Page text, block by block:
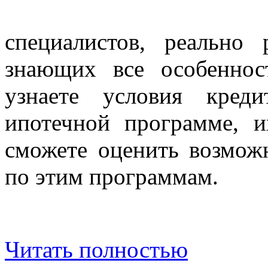
специалистов,
знающих все
узнаете условия
ипотечной
сможете оценить
по этим программам.
Читать полностью